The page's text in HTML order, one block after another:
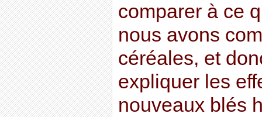
comparer à ce
nous avons
céréales, et
expliquer les
nouveaux blés